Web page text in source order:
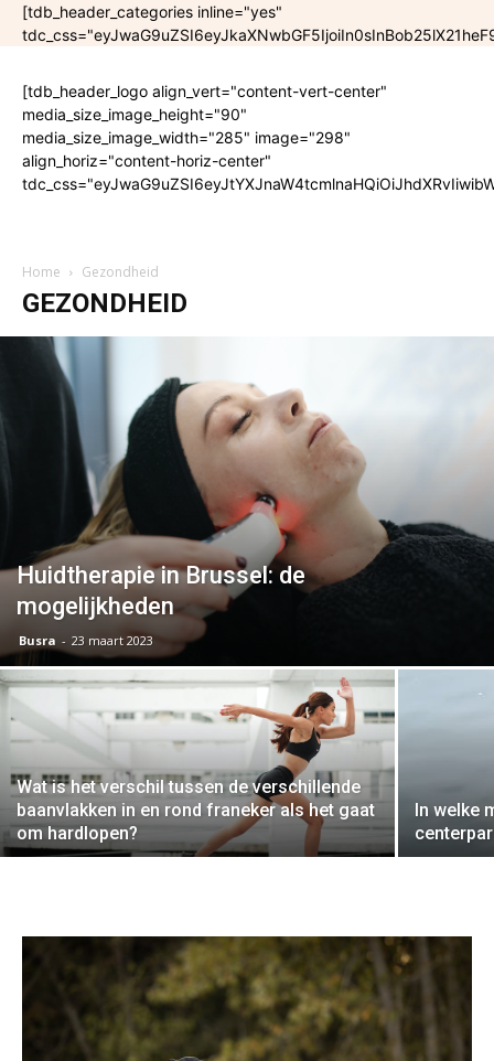
[tdb_header_categories inline="yes"
[tdb_header_logo align_vert="content-vert-center"
media_size_image_height="90"
media_size_image_width="285" image="298"
align_horiz="content-horiz-center"
Home Gezondheid
GEZONDHEID
Huidtherapie in Brussel: de
mogelijkheden
Busra - 23 maart 2023
Wat is het verschil tussen de verschillende
baanvlakken in en rond franeker als het gaat
om hardlopen?
In welke